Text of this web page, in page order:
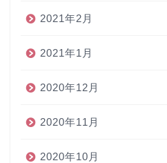
2021年2月
2021年1月
2020年12月
2020年11月
2020年10月